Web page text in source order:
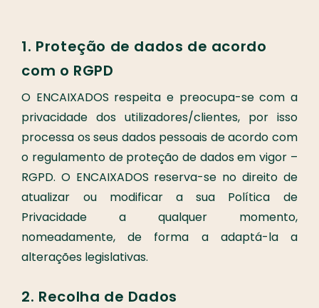
1. Proteção de dados de acordo
com o RGPD
O ENCAIXADOS respeita e preocupa-se com a
privacidade dos utilizadores/clientes, por isso
processa os seus dados pessoais de acordo com
o regulamento de proteção de dados em vigor –
RGPD. O ENCAIXADOS reserva-se no direito de
atualizar ou modificar a sua Política de
Privacidade a qualquer momento,
nomeadamente, de forma a adaptá-la a
alterações legislativas.
2. Recolha de Dados